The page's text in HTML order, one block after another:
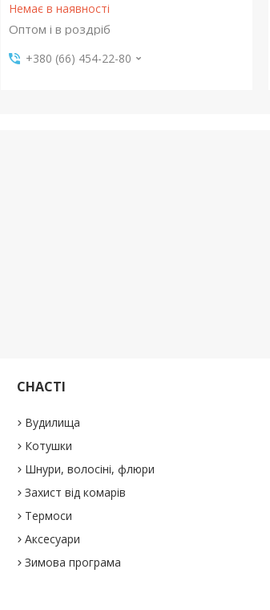
Немає в наявності
Оптом і в роздріб
+380 (66) 454-22-80
СНАСТІ
Вудилища
Котушки
Шнури, волосіні, флюри
Захист від комарів
Термоси
Аксесуари
Зимова програма